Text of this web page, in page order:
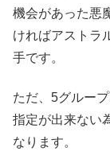
機会があった悪
ければアストラ
手です。
ただ、5グルー
指定が出来ない
なります。